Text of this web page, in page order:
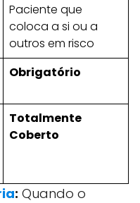
Paciente que
coloca a si ou a
outros em risco
Obrigatório
Totalmente
Coberto
: Quando o